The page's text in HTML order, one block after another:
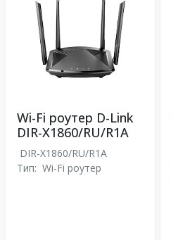
Wi-Fi роутер D-Link
DIR-X1860/RU/R1A
DIR-X1860/RU/R1A
Тип: Wi-Fi роутер